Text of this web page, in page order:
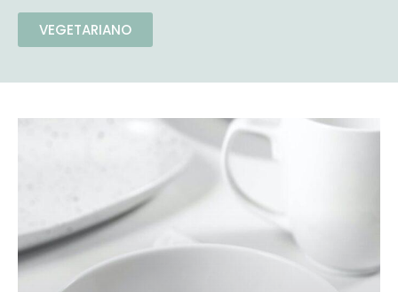
VEGETARIANO